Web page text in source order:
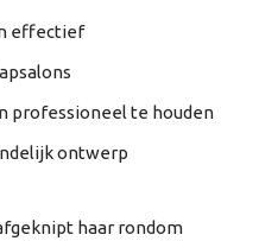
effectief
professioneel te houden
ontwerp
haar rondom